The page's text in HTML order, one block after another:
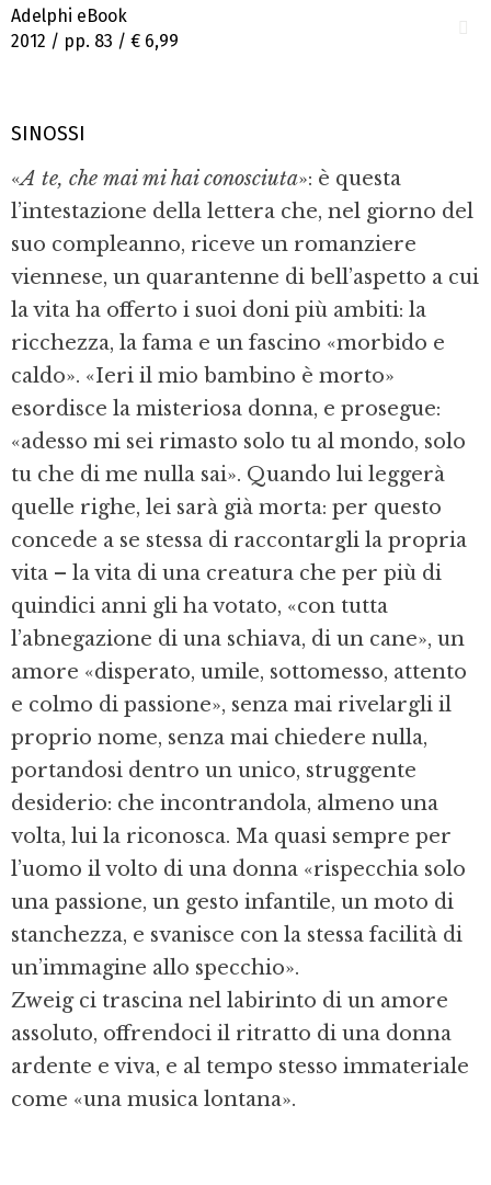
Adelphi eBook
2012 / pp. 83 / € 6,99
SINOSSI
«A te, che mai mi hai conosciuta»: è questa
l’intestazione della lettera che, nel giorno del
suo compleanno, riceve un romanziere
viennese, un quarantenne di bell’aspetto a cui
la vita ha offerto i suoi doni più ambiti: la
ricchezza, la fama e un fascino «morbido e
caldo». «Ieri il mio bambino è morto»
esordisce la misteriosa donna, e prosegue:
«adesso mi sei rimasto solo tu al mondo, solo
tu che di me nulla sai». Quando lui leggerà
quelle righe, lei sarà già morta: per questo
concede a se stessa di raccontargli la propria
vita – la vita di una creatura che per più di
quindici anni gli ha votato, «con tutta
l’abnegazione di una schiava, di un cane», un
amore «disperato, umile, sottomesso, attento
e colmo di passione», senza mai rivelargli il
proprio nome, senza mai chiedere nulla,
portandosi dentro un unico, struggente
desiderio: che incontrandola, almeno una
volta, lui la riconosca. Ma quasi sempre per
l’uomo il volto di una donna «rispecchia solo
una passione, un gesto infantile, un moto di
stanchezza, e svanisce con la stessa facilità di
un’immagine allo specchio».
Zweig ci trascina nel labirinto di un amore
assoluto, offrendoci il ritratto di una donna
ardente e viva, e al tempo stesso immateriale
come «una musica lontana».